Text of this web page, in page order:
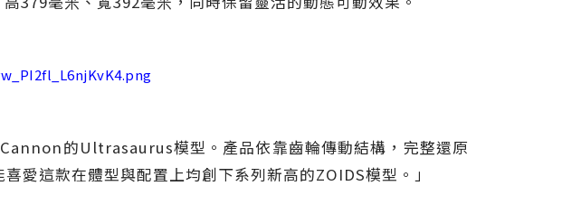
的Ultrasaurus模型。產品依靠齒輪傳動結構，完整還原
愛這款在體型與配置上均創下系列新高的ZOIDS模型。」